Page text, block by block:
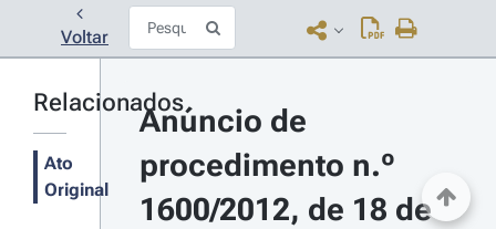
Voltar
Relacionados
Ato
Original
Anúncio de
procedimento n.º
1600/2012, de 18 de